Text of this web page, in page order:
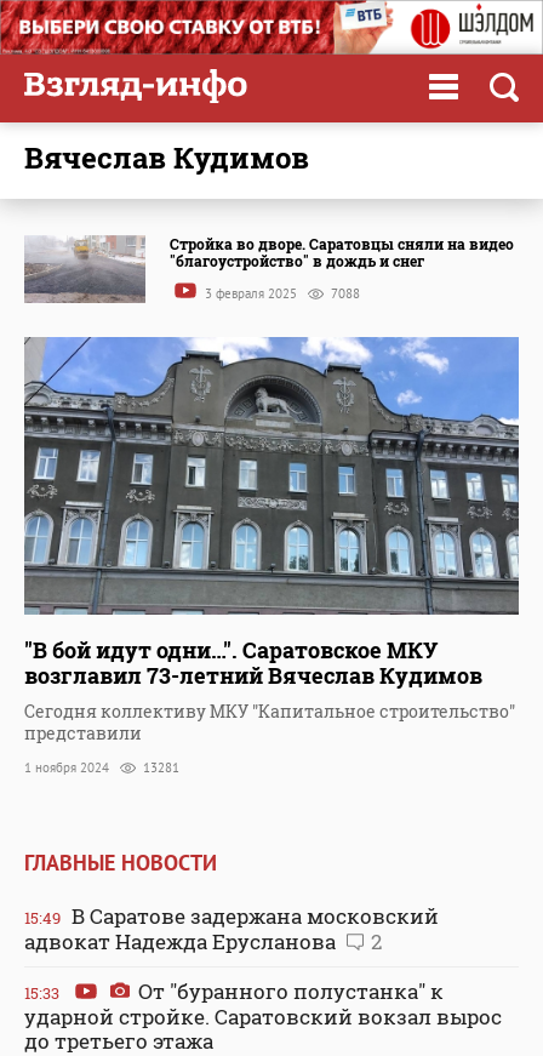
Вячеслав Кудимов
Стройка во дворе. Саратовцы сняли на видео
"благоустройство" в дождь и снег
3 февраля 2025 7088
"В бой идут одни…". Саратовское МКУ
возглавил 73-летний Вячеслав Кудимов
Сегодня коллективу МКУ "Капитальное строительство"
представили
1 ноября 2024 13281
ГЛАВНЫЕ НОВОСТИ
15:49 В Саратове задержана московский
адвокат Надежда Ерусланова
2
15:33
От "буранного полустанка" к
ударной стройке. Саратовский вокзал вырос
до третьего этажа